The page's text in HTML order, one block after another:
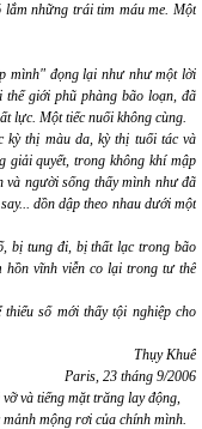
lắm những trái tim máu me. Một
mình" đọng lại như như một lời
giới phũ phàng bão loạn, đã
lực. Một tiếc nuối không cùng.
thị màu da, kỳ thị tuổi tác và
giải quyết, trong không khí mập
và người sống thấy mình như đã
dồn dập theo nhau dưới một
bị tung đi, bị thất lạc trong bão
vĩnh viễn co lại trong tư thế
số mới thấy tội nghiệp cho
Thụy Khuê
Paris, 23 tháng 9/2006
và tiếng mặt trăng lay động,
mộng rơi của chính mình.